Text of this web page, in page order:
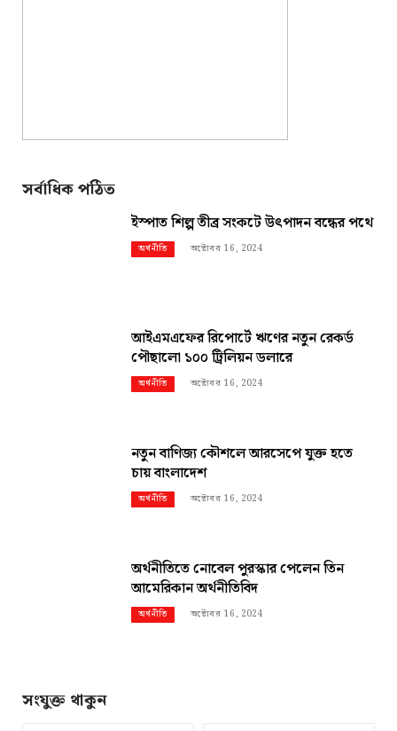
সর্বাধিক পঠিত
ইস্পাত শিল্প তীব্র সংকটে উৎপাদন বন্ধের পথে
অর্থনীতি অক্টোবর 16, 2024
আইএমএফের রিপোর্টে ঋণের নতুন রেকর্ড
পৌছালো ১০০ ট্রিলিয়ন ডলারে
অর্থনীতি অক্টোবর 16, 2024
নতুন বাণিজ্য কৌশলে আরসেপে যুক্ত হতে
চায় বাংলাদেশ
অর্থনীতি অক্টোবর 16, 2024
অর্থনীতিতে নোবেল পুরস্কার পেলেন তিন
আমেরিকান অর্থনীতিবিদ
অর্থনীতি অক্টোবর 16, 2024
সংযুক্ত থাকুন